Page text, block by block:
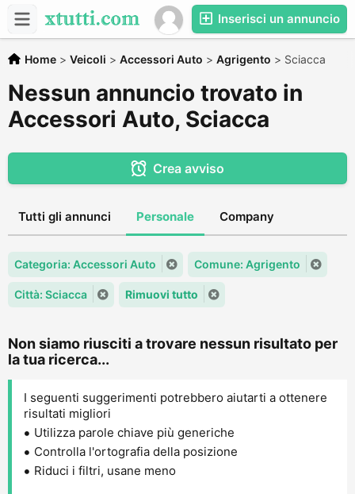
Inserisci un annuncio
Home > Veicoli > Accessori Auto > Agrigento > Sciacca
Nessun annuncio trovato in
Accessori Auto, Sciacca
Crea avviso
Tutti gli annunci Personale Company
Categoria: Accessori Auto Comune: Agrigento
Città: Sciacca Rimuovi tutto
Non siamo riusciti a trovare nessun risultato per
la tua ricerca...
I seguenti suggerimenti potrebbero aiutarti a ottenere
risultati migliori
Utilizza parole chiave più generiche
Controlla l'ortografia della posizione
Riduci i filtri, usane meno